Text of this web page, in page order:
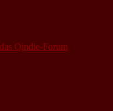
Qindie-Forum